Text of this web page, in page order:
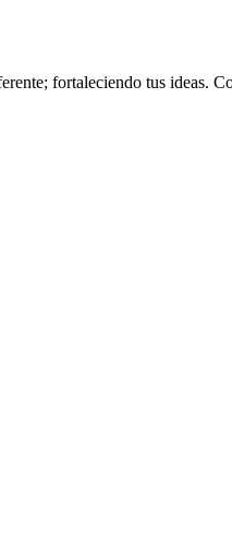
fortaleciendo tus ideas.